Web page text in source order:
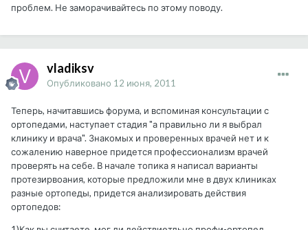
проблем. Не заморачивайтесь по этому поводу.
vladiksv
Опубликовано 12 июня, 2011
Теперь, начитавшись форума, и вспоминая консультации с
ортопедами, наступает стадия "а правильно ли я выбрал
клинику и врача". Знакомых и проверенных врачей нет и к
сожалению наверное придется профессионализм врачей
проверять на себе. В начале топика я написал варианты
протезирвоания, которые предложили мне в двух клиниках
разные ортопеды, придется анализировать действия
ортопедов: